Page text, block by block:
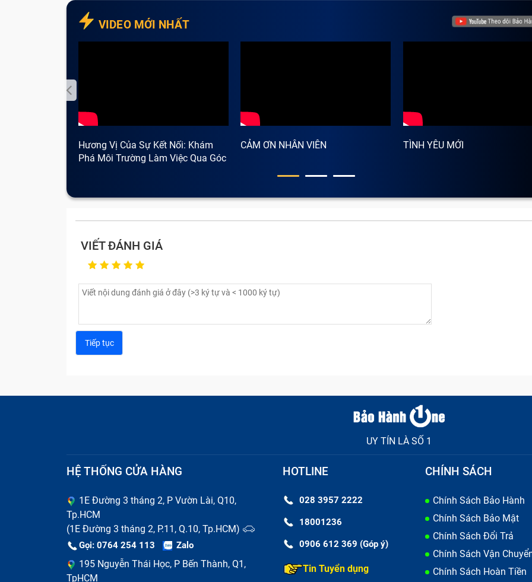
VIDEO MỚI NHẤT
Hương Vị Của Sự Kết Nối: Khám
Phá Môi Trường Làm Việc Qua Góc
CẢM ƠN NHÂN VIÊN TÌNH YÊU MỚI
VIẾT ĐÁNH GIÁ
UY TÍN LÀ SỐ 1
HỆ THỐNG CỬA HÀNG
1E Đường 3 tháng 2, P Vườn Lài, Q10,
Tp.HCM
(1E Đường 3 tháng 2, P.11, Q.10, Tp.HCM)
Gọi: 0764 254 113 Zalo
195 Nguyễn Thái Học, P Bến Thành, Q1,
TpHCM
HOTLINE
028 3957 2222
18001236
0906 612 369 (Góp ý)
Tin Tuyển dụng
CHÍNH SÁCH
Chính Sách Bảo Hành
Chính Sách Bảo Mật
Chính Sách Đổi Trả
Chính Sách Vận
Chính Sách Hoàn Tiền